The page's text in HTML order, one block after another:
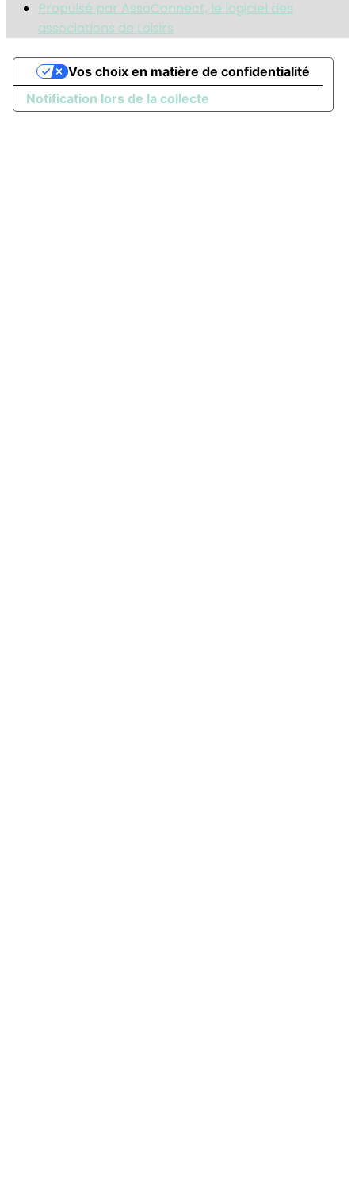
Propulsé par AssoConnect, le logiciel des
associations de Loisirs
Notification lors de la collecte
Vos choix en matière de confidentialité